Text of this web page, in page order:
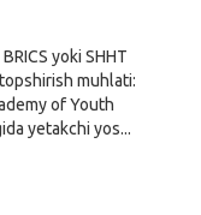
yoki SHHT
muhlati:
of Youth
yetakchi yos...